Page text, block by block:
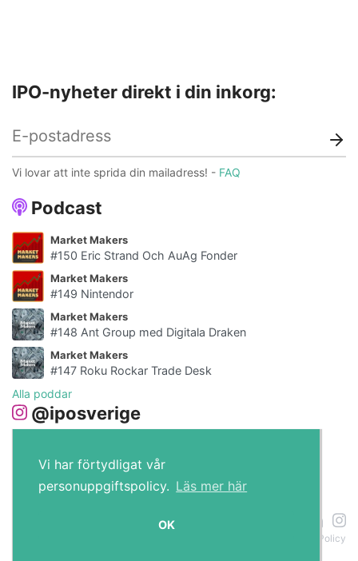
Vi har förtydligat vår
personuppgiftspolicy. Läs mer här
OK
Podcast
Market Makers
#150 Eric Strand Och AuAg Fonder
Market Makers
#149 Nintendor
Market Makers
#148 Ant Group med Digitala Draken
Market Makers
#147 Roku Rockar Trade Desk
Alla poddar
@iposverige
IPO-nyheter direkt i din inkorg:
Vi lovar att inte sprida din mailadress! - FAQ
Policy